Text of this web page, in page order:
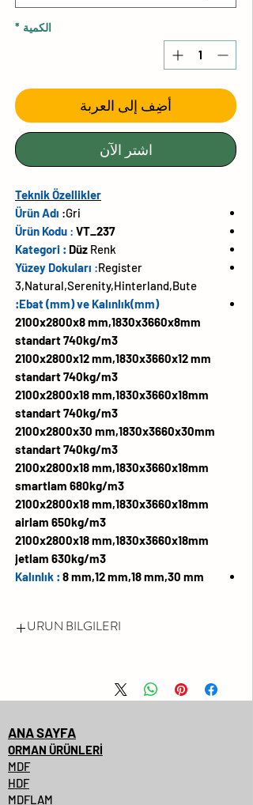
الكمية *
أضِف إلى العربة
اشترِ الآن
Teknik Özellikler
Ürün Adı :Gri
Ürün Kodu : VT_237
Kategori : Düz Renk
Yüzey Dokuları :Register
3,Natural,Serenity,Hinterland,Bute
Ebat (mm) ve Kalınlık(mm):
2100x2800x8 mm,1830x3660x8mm
standart 740kg/m3
2100x2800x12 mm,1830x3660x12 mm
standart 740kg/m3
2100x2800x18 mm,1830x3660x18mm
standart 740kg/m3
2100x2800x30 mm,1830x3660x30mm
standart 740kg/m3
2100x2800x18 mm,1830x3660x18mm
smartlam 680kg/m3
2100x2800x18 mm,1830x3660x18mm
airlam 650kg/m3
2100x2800x18 mm,1830x3660x18mm
jetlam 630kg/m3
Kalınlık : 8 mm,12 mm,18 mm,30 mm
URUN BILGILERI
LÜTFEN FSC® SERTİFİKALI
DARBEYE VE ÇİZİLMEYE KARŞI
YÜZEY DAYANIMI YÜKSEKTİR
SOLMAYA VE KİMYASALLARA
KARŞI DAYANIMLIDIR
ANA SAYFA
ORMAN ÜRÜNLERİ
MDF
HDF
MDFLAM